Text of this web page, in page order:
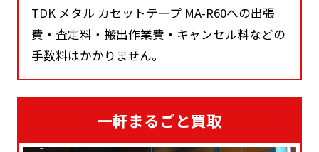
TDK メタル カセットテープ MA-R60への出張
費・査定料・搬出作業費・キャンセル料などの
手数料はかかりません。
一軒まるごと買取